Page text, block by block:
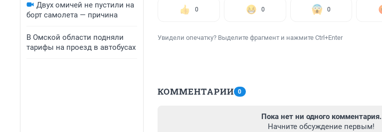
Двух омичей не пустили на
борт самолета — причина
В Омской области подняли
тарифы на проезд в автобусах
0 0 0
Увидели опечатку? Выделите фрагмент и нажмите Ctrl+Enter
КОММЕНТАРИИ 0
Пока нет ни одного комментария.
Начните обсуждение первым!